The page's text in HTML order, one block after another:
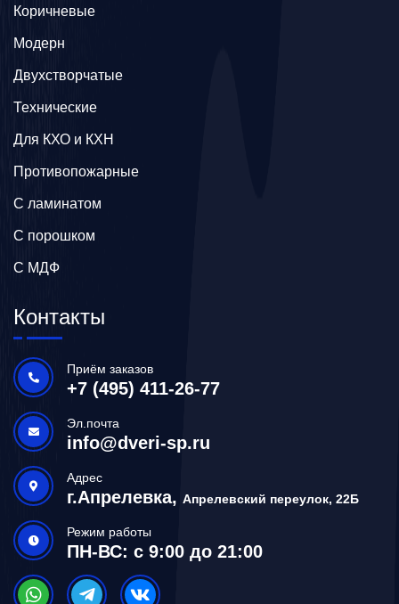
Коричневые
Модерн
Двухстворчатые
Технические
Для КХО и КХН
Противопожарные
С ламинатом
С порошком
С МДФ
Контакты
Приём заказов
+7 (495) 411-26-77
Эл.почта
info@dveri-sp.ru
Адрес
г.Апрелевка, Апрелевский переулок, 22Б
Режим работы
ПН-ВС: с 9:00 до 21:00